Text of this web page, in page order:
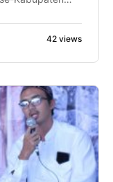
9/2021). Tiga
42 views